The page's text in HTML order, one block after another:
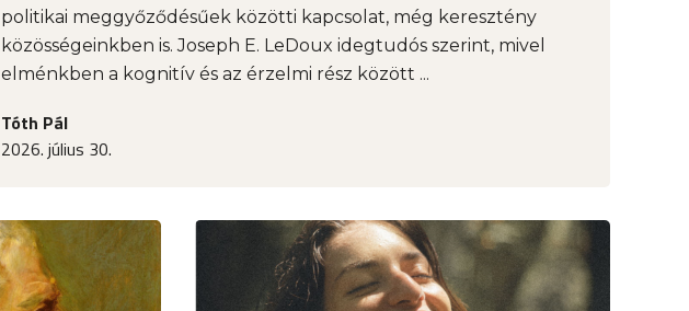
politikai meggyőződésűek közötti kapcsolat, még keresztény
közösségeinkben is. Joseph E. LeDoux idegtudós szerint, mivel
elménkben a kognitív és az érzelmi rész között ...
Tóth Pál
2026. július 30.